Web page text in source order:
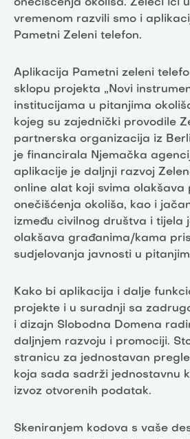
onečišćenja okoliša. Želeći ići
vremenom razvili smo i
Pametni Zeleni telefon.
Aplikacija Pametni zeleni
sklopu projekta „Novi
institucijama u pitanjima
kojeg su zajednički provodile
partnerska organizacija iz
je financirala Njemačka
aplikacije je daljnji razvoj
online alat koji svima olakšava
onečišćenja okoliša, kao i
između civilnog društva i tijela
olakšava građanima/kama
sudjelovanja javnosti u
Kako bi aplikacija i dalje
projekte i u suradnji sa
i dizajn Slobodna Domena
daljnjem razvoju i promociji.
stranicu za jednostavan
koja sada sadrži jednostavnu
izvoz otvorenih podatak.
Skeniranjem kodova s vaše